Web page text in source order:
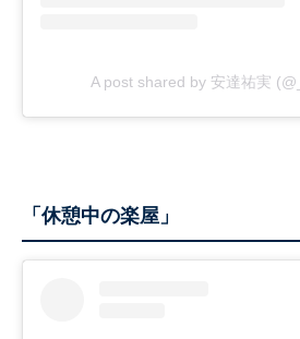
A post shared by 安達祐実
「休憩中の楽屋」